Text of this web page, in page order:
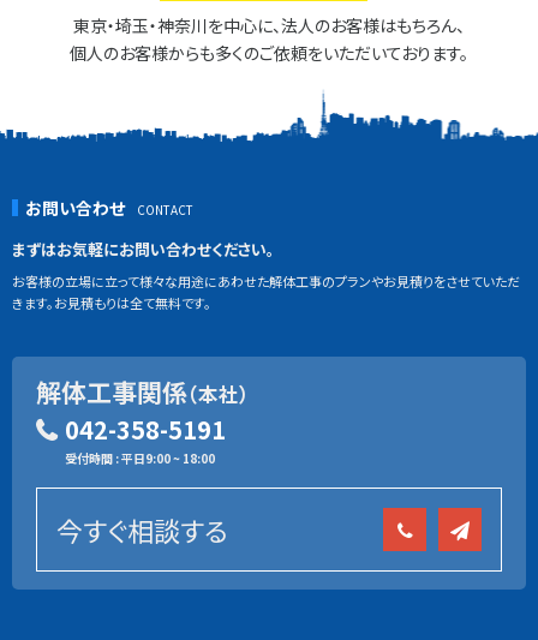
東京・埼玉・神奈川を中心に、法人のお客様はもちろん、
個人のお客様からも多くのご依頼をいただいております。
お問い合わせ
まずはお気軽にお問い合わせください。
お客様の立場に立って様々な用途にあわせた解体工事のプランやお見積りをさせていただ
きます。お見積もりは全て無料です。
解体工事関係（本社）
042-358-5191
受付時間 : 平日9:00 ~ 18:00
今すぐ相談する